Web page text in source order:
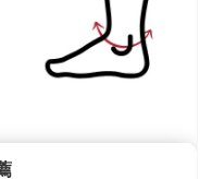
查看運費